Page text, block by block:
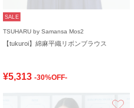
SALE
TSUHARU by Samansa Mos2
【tukuroi】綿麻平織リボンブラウス
¥5,313 -30%OFF-